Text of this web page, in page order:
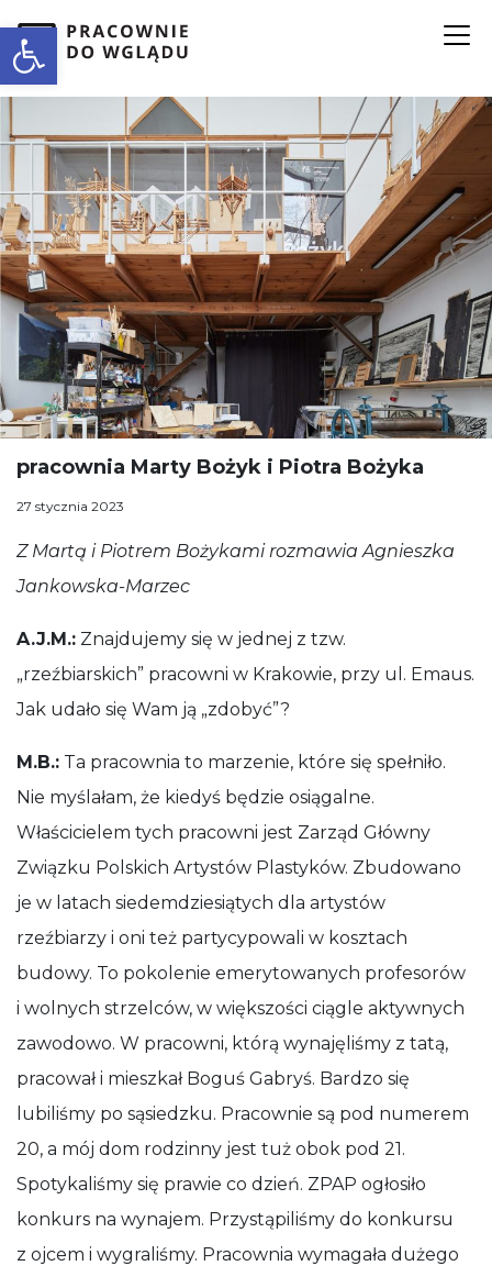
Open toolbar
pracownia Marty Bożyk i Piotra Bożyka
Anna Stankiewicz
Małopolski Instytut Kultury w Krakowie
27 stycznia 2023
Z Martą i Piotrem Bożykami rozmawia Agnieszka
Z Martą i Piotrem Bożykami rozmawia Agnieszka
Jankowska-Marzec
A.J.M.: Znajdujemy się w jednej z tzw.
„rzeźbiarskich” pracowni w Krakowie, przy ul. Emaus.
Jak udało się Wam ją „zdobyć”?
M.B.: Ta pracownia to marzenie, które się spełniło.
Nie myślałam, że kiedyś będzie osiągalne.
Właścicielem tych pracowni jest Zarząd Główny
Związku Polskich Artystów Plastyków. Zbudowano
je w latach siedemdziesiątych dla artystów
rzeźbiarzy i oni też partycypowali w kosztach
budowy. To pokolenie emerytowanych profesorów
i wolnych strzelców, w większości ciągle aktywnych
zawodowo. W pracowni, którą wynajęliśmy z tatą,
pracował i mieszkał Boguś Gabryś. Bardzo się
lubiliśmy po sąsiedzku. Pracownie są pod numerem
20, a mój dom rodzinny jest tuż obok pod 21.
Spotykaliśmy się prawie co dzień. ZPAP ogłosiło
konkurs na wynajem. Przystąpiliśmy do konkursu
z ojcem i wygraliśmy. Pracownia wymagała dużego